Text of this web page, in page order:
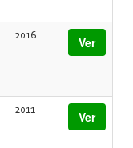
2016 Ver
2011 Ver